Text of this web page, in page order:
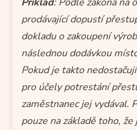
prodávající dopustí
dokladu o zakoupení
následnou dodávkou
Pokud je takto
pro účely potrestání
zaměstnanec jej vydával.
pouze na základě toho,